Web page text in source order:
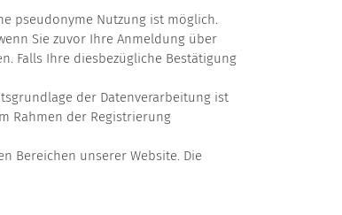
pseudonyme Nutzung ist möglich.
Sie zuvor Ihre Anmeldung über
Falls Ihre diesbezügliche Bestätigung
der Datenverarbeitung ist
Rahmen der Registrierung
Bereichen unserer Website. Die